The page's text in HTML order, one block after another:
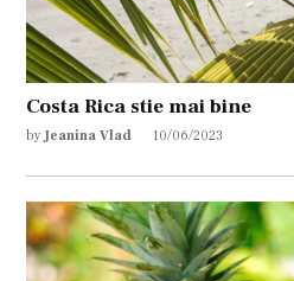
Costa Rica stie mai bine
by Jeanina Vlad 10/06/2023